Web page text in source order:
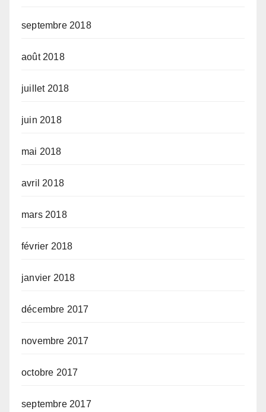
septembre 2018
août 2018
juillet 2018
juin 2018
mai 2018
avril 2018
mars 2018
février 2018
janvier 2018
décembre 2017
novembre 2017
octobre 2017
septembre 2017